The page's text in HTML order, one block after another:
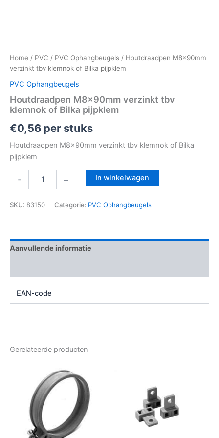
Home / PVC / PVC Ophangbeugels / Houtdraadpen M8x90mm
verzinkt tbv klemnok of Bilka pijpklem
PVC Ophangbeugels
Houtdraadpen M8x90mm verzinkt tbv
klemnok of Bilka pijpklem
€0,56 per stuks
Houtdraadpen M8x90mm verzinkt tbv klemnok of Bilka
pijpklem
- + In winkelwagen
SKU: 83150 Categorie: PVC Ophangbeugels
Aanvullende informatie
EAN-code
Gerelateerde producten